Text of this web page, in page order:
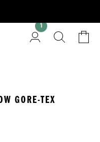
1
GORE-TEX